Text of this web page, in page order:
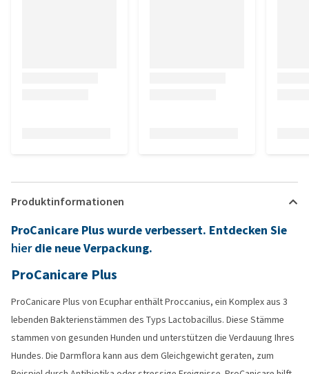
Produktinformationen
ProCanicare Plus wurde verbessert. Entdecken Sie
hierdie neue Verpackung.
ProCanicare Plus
ProCanicare Plus von Ecuphar enthält Proccanius, ein Komplex aus 3
lebenden Bakterienstämmen des Typs Lactobacillus. Diese Stämme
stammen von gesunden Hunden und unterstützen die Verdauung Ihres
Hundes. Die Darmflora kann aus dem Gleichgewicht geraten, zum